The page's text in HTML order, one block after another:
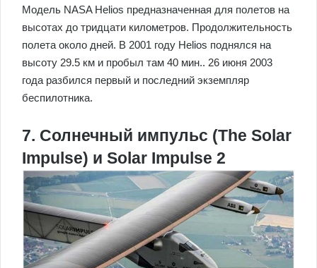
Модель NASA Helios предназначенная для полетов на
высотах до тридцати километров. Продолжительность
полета около дней. В 2001 году Helios поднялся на
высоту 29.5 км и пробыл там 40 мин.. 26 июня 2003
года разбился первый и последний экземпляр
беспилотника.
7. Солнечный импульс (The Solar
Impulse) и Solar Impulse 2